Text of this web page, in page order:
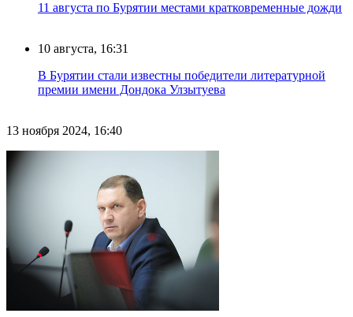
11 августа по Бурятии местами кратковременные дожди
10 августа, 16:31
В Бурятии стали известны победители литературной
премии имени Дондока Улзытуева
13 ноября 2024, 16:40